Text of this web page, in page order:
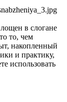
в слогане
то, чем
накопленный
и практику,
использовать